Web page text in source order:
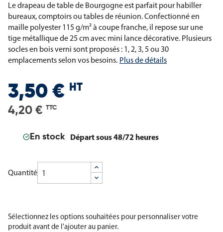
Le drapeau de table de Bourgogne est parfait pour habiller
bureaux, comptoirs ou tables de réunion. Confectionné en
maille polyester 115 g/m² à coupe franche, il repose sur une
tige métallique de 25 cm avec mini lance décorative. Plusieurs
socles en bois verni sont proposés : 1, 2, 3, 5 ou 30
emplacements selon vos besoins. Plus de détails
3,50 € HT
4,20 € TTC
En stock Départ sous 48/72 heures
Quantité
Sélectionnez les options souhaitées pour personnaliser votre
produit avant de l'ajouter au panier.